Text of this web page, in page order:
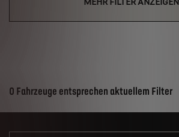
Suchergebnisse
0 Fahrzeuge entsprechen aktuellem Filter